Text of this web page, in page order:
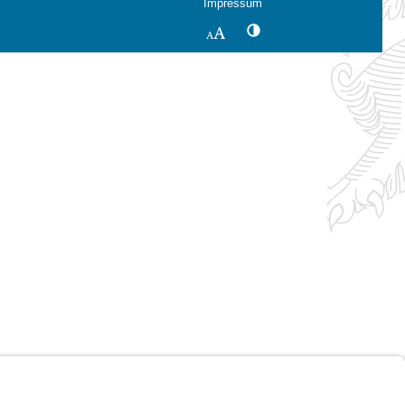
Impressum
SchriftgrößeKontrastwechsel